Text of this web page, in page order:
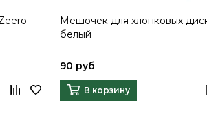
Мешочек для хлопковых
белый
90 руб
В корзину